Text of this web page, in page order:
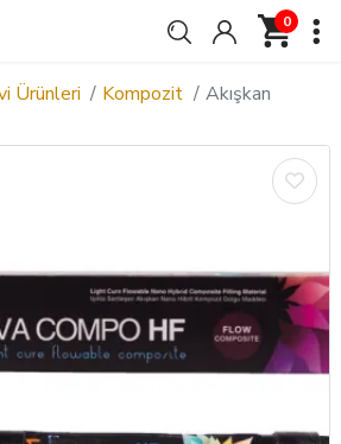
0
Ürünleri Kompozit
Akışkan